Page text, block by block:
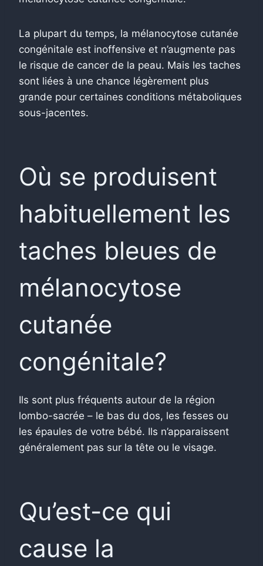
La plupart du temps, la mélanocytose cutanée
congénitale est inoffensive et n’augmente pas
le risque de cancer de la peau. Mais les taches
sont liées à une chance légèrement plus
grande pour certaines conditions métaboliques
sous-jacentes.
Où se produisent
habituellement les
taches bleues de
mélanocytose
cutanée
congénitale?
Ils sont plus fréquents autour de la région
lombo-sacrée – le bas du dos, les fesses ou
les épaules de votre bébé. Ils n’apparaissent
généralement pas sur la tête ou le visage.
Qu’est-ce qui
cause la